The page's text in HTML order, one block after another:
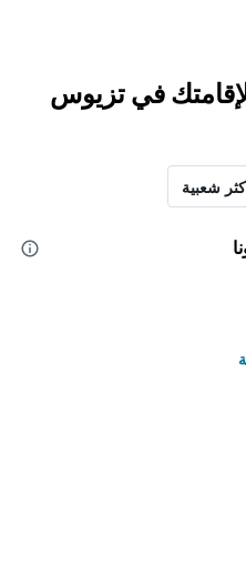
في تزيوس
شعبية